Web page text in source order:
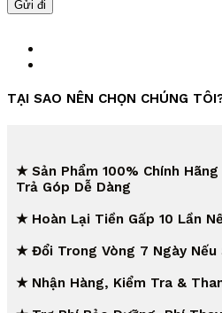
TẠI SAO NÊN CHỌN CHÚNG
★ Sản Phẩm 100% Chính
Trả Góp Dễ Dàng
★ Hoàn Lại Tiền Gấp 10 Lần
★ Đổi Trong Vòng 7 Ngày Nếu
★ Nhận Hàng, Kiểm Tra &